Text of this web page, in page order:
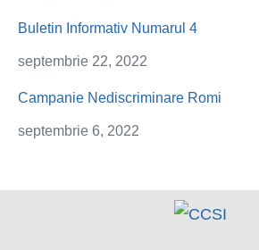
Buletin Informativ Numarul 4
septembrie 22, 2022
Campanie Nediscriminare Romi
septembrie 6, 2022